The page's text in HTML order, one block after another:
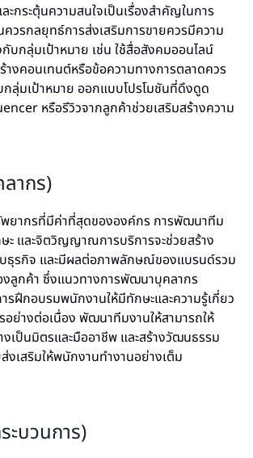
ะกระตุ้นความสนใจเป็นเรื่องสำคัญในการ
วรกลยุทธ์การส่งเสริมการขายควรมีความ
บกลุ่มเป้าหมาย เช่น ใช้สื่อสังคมออนไลน์
งคอนเทนต์หรือข้อความทางการตลาดควร
กลุ่มเป้าหมาย ออกแบบโปรโมชันที่ดึงดูด
หรือรีวิวจากลูกค้าช่วยเสริมสร้างความ
ากร)
ยากรที่มีค่าที่สุดขององค์กร การพัฒนาทีม
ะ และจิตวิญญาณการบริการจะช่วยสร้าง
ธุรกิจ และมีผลต่อภาพลักษณ์ของแบรนด์รวม
ลูกค้า ซึ่งแนวทางการพัฒนาบุคลากร
รฝึกอบรมพนักงานให้มีทักษะและความรู้เกี่ยว
อย่างต่อเนื่อง พัฒนาทีมงานให้สามารถให้
งเป็นมิตรและมืออาชีพ และสร้างวัฒนธรรม
งเสริมให้พนักงานทำงานอย่างเต็ม
ะบวนการ)